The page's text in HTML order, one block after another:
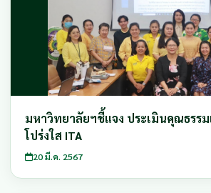
มหาวิทยาลัยฯชี้แจง ประเมินคุณธรร
โปร่งใส ITA
20 มี.ค. 2567